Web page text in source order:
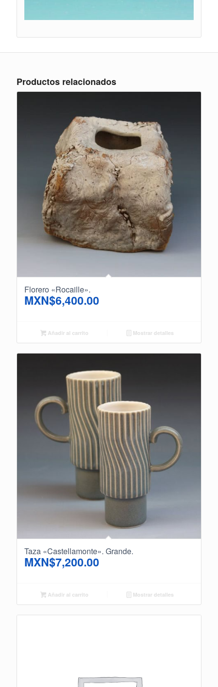
Productos relacionados
Florero «Rocaille».
MXN$6,400.00
Añadir al carrito Mostrar detalles
Taza «Castellamonte». Grande.
MXN$7,200.00
Añadir al carrito Mostrar detalles